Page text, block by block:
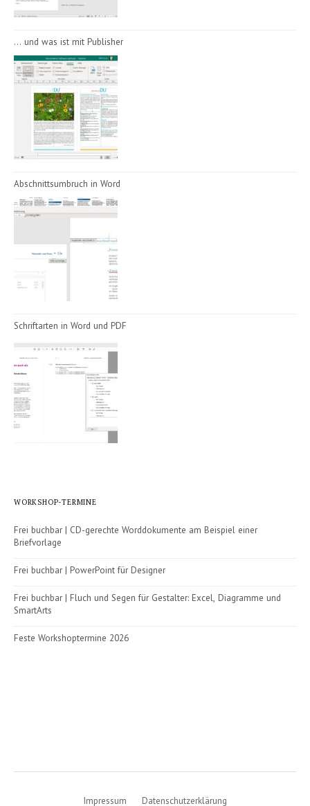
… und was ist mit Publisher
Abschnittsumbruch in Word
Schriftarten in Word und PDF
WORKSHOP-TERMINE
Frei buchbar | CD-gerechte Worddokumente am Beispiel einer
Briefvorlage
Frei buchbar | PowerPoint für Designer
Frei buchbar | Fluch und Segen für Gestalter: Excel, Diagramme und
SmartArts
Feste Workshoptermine 2026
Impressum Datenschutzerklärung